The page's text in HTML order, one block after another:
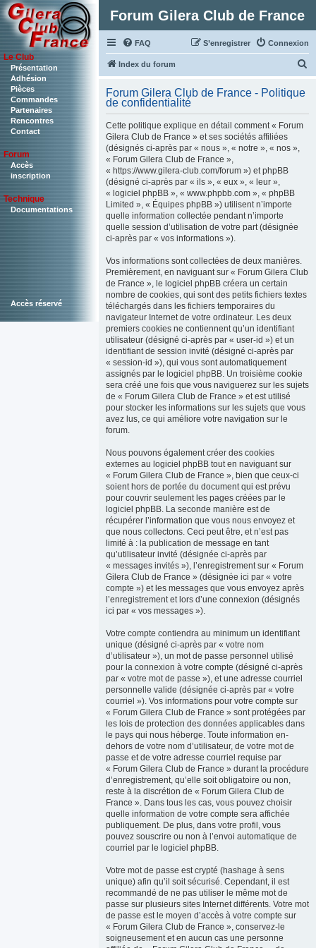
Le Club
Présentation
Adhésion
Pièces
Commandes
Partenaires
Rencontres
Contact
Forum
Accès
inscription
Technique
Documentations
Accès réservé
Forum Gilera Club de France
FAQ Connexion
S’enregistrer
Index du forum
h
Forum Gilera Club de France - Politique
de confidentialité
Cette politique explique en détail comment « Forum
Gilera Club de France » et ses sociétés affiliées
(désignés ci-après par « nous », « notre », « nos »,
« Forum Gilera Club de France »,
« https://www.gilera-club.com/forum ») et phpBB
(désigné ci-après par « ils », « eux », « leur »,
« logiciel phpBB », « www.phpbb.com », « phpBB
Limited », « Équipes phpBB ») utilisent n’importe
quelle information collectée pendant n’importe
quelle session d’utilisation de votre part (désignée
ci-après par « vos informations »).
Vos informations sont collectées de deux manières.
Premièrement, en naviguant sur « Forum Gilera Club
de France », le logiciel phpBB créera un certain
nombre de cookies, qui sont des petits fichiers textes
téléchargés dans les fichiers temporaires du
navigateur Internet de votre ordinateur. Les deux
premiers cookies ne contiennent qu’un identifiant
utilisateur (désigné ci-après par « user-id ») et un
identifiant de session invité (désigné ci-après par
« session-id »), qui vous sont automatiquement
assignés par le logiciel phpBB. Un troisième cookie
sera créé une fois que vous naviguerez sur les sujets
de « Forum Gilera Club de France » et est utilisé
pour stocker les informations sur les sujets que vous
avez lus, ce qui améliore votre navigation sur le
forum.
Nous pouvons également créer des cookies
externes au logiciel phpBB tout en naviguant sur
« Forum Gilera Club de France », bien que ceux-ci
soient hors de portée du document qui est prévu
pour couvrir seulement les pages créées par le
logiciel phpBB. La seconde manière est de
récupérer l’information que vous nous envoyez et
que nous collectons. Ceci peut être, et n’est pas
limité à : la publication de message en tant
qu’utilisateur invité (désignée ci-après par
« messages invités »), l’enregistrement sur « Forum
Gilera Club de France » (désignée ici par « votre
compte ») et les messages que vous envoyez après
l’enregistrement et lors d’une connexion (désignés
ici par « vos messages »).
Votre compte contiendra au minimum un identifiant
unique (désigné ci-après par « votre nom
d’utilisateur »), un mot de passe personnel utilisé
pour la connexion à votre compte (désigné ci-après
par « votre mot de passe »), et une adresse courriel
personnelle valide (désignée ci-après par « votre
courriel »). Vos informations pour votre compte sur
« Forum Gilera Club de France » sont protégées par
les lois de protection des données applicables dans
le pays qui nous héberge. Toute information en-
dehors de votre nom d’utilisateur, de votre mot de
passe et de votre adresse courriel requise par
« Forum Gilera Club de France » durant la procédure
d’enregistrement, qu’elle soit obligatoire ou non,
reste à la discrétion de « Forum Gilera Club de
France ». Dans tous les cas, vous pouvez choisir
quelle information de votre compte sera affichée
publiquement. De plus, dans votre profil, vous
pouvez souscrire ou non à l’envoi automatique de
courriel par le logiciel phpBB.
Votre mot de passe est crypté (hashage à sens
unique) afin qu’il soit sécurisé. Cependant, il est
recommandé de ne pas utiliser le même mot de
passe sur plusieurs sites Internet différents. Votre mot
de passe est le moyen d’accès à votre compte sur
« Forum Gilera Club de France », conservez-le
soigneusement et en aucun cas une personne